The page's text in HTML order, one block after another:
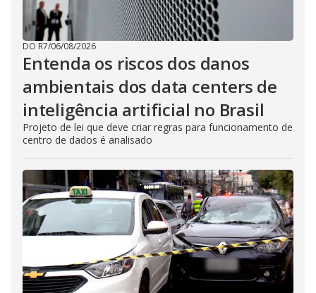
DO R7/06/08/2026
Entenda os riscos dos danos
ambientais dos data centers de
inteligência artificial no Brasil
Projeto de lei que deve criar regras para funcionamento de
centro de dados é analisado